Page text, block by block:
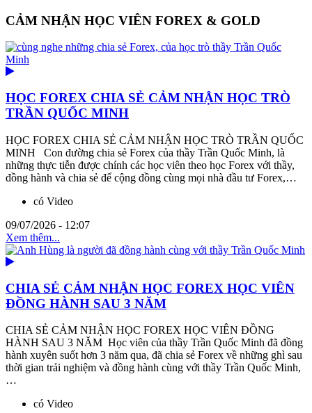
CẢM NHẬN HỌC VIÊN FOREX & GOLD
HỌC FOREX CHIA SẺ CẢM NHẬN HỌC TRÒ
TRẦN QUỐC MINH
HỌC FOREX CHIA SẺ CẢM NHẬN HỌC TRÒ TRẦN QUỐC
MINH Con đường chia sẻ Forex của thầy Trần Quốc Minh, là
những thực tiễn được chính các học viên theo học Forex với thầy,
đồng hành và chia sẻ để cộng đồng cùng mọi nhà đầu tư Forex,…
có Video
09/07/2026 - 12:07
Xem thêm...
CHIA SẺ CẢM NHẬN HỌC FOREX HỌC VIÊN
ĐỒNG HÀNH SAU 3 NĂM
CHIA SẺ CẢM NHẬN HỌC FOREX HỌC VIÊN ĐỒNG
HÀNH SAU 3 NĂM Học viên của thầy Trần Quốc Minh đã đồng
hành xuyên suốt hơn 3 năm qua, đã chia sẻ Forex về những ghì sau
thời gian trải nghiệm và đồng hành cùng với thầy Trần Quốc Minh,
…
có Video